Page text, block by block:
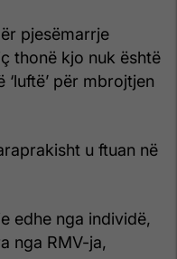
pjesëmarrje
thonë kjo nuk është
‘luftë’ për mbrojtjen
u ftuan në
edhe nga individë,
nga RMV-ja,